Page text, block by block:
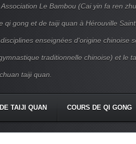
Le Bambou (Cai yin fa ren
qi gong et de taiji quan à Hérouville
enseignées d'origine chinoise
traditionnelle chinoise) et le
taiji quan.
TAIJI QUAN COURS DE QI GONG